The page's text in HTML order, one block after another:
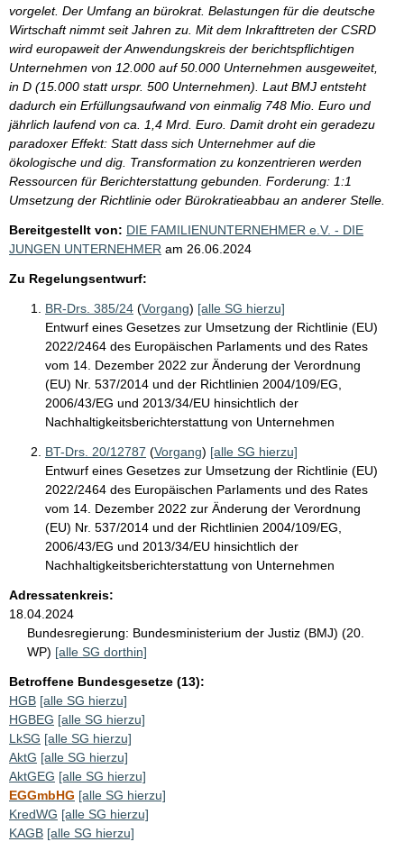
vorgelet. Der Umfang an bürokrat. Belastungen für die deutsche
Wirtschaft nimmt seit Jahren zu. Mit dem Inkrafttreten der CSRD
wird europaweit der Anwendungskreis der berichtspflichtigen
Unternehmen von 12.000 auf 50.000 Unternehmen ausgeweitet,
in D (15.000 statt urspr. 500 Unternehmen). Laut BMJ entsteht
dadurch ein Erfüllungsaufwand von einmalig 748 Mio. Euro und
jährlich laufend von ca. 1,4 Mrd. Euro. Damit droht ein geradezu
paradoxer Effekt: Statt dass sich Unternehmer auf die
ökologische und dig. Transformation zu konzentrieren werden
Ressourcen für Berichterstattung gebunden. Forderung: 1:1
Umsetzung der Richtlinie oder Bürokratieabbau an anderer Stelle.
Bereitgestellt von: DIE FAMILIENUNTERNEHMER e.V. - DIE
JUNGEN UNTERNEHMER am 26.06.2024
Zu Regelungsentwurf:
BR-Drs. 385/24 (Vorgang) [alle SG hierzu]
Entwurf eines Gesetzes zur Umsetzung der Richtlinie (EU)
2022/2464 des Europäischen Parlaments und des Rates
vom 14. Dezember 2022 zur Änderung der Verordnung
(EU) Nr. 537/2014 und der Richtlinien 2004/109/EG,
2006/43/EG und 2013/34/EU hinsichtlich der
Nachhaltigkeitsberichterstattung von Unternehmen
BT-Drs. 20/12787 (Vorgang) [alle SG hierzu]
Entwurf eines Gesetzes zur Umsetzung der Richtlinie (EU)
2022/2464 des Europäischen Parlaments und des Rates
vom 14. Dezember 2022 zur Änderung der Verordnung
(EU) Nr. 537/2014 und der Richtlinien 2004/109/EG,
2006/43/EG und 2013/34/EU hinsichtlich der
Nachhaltigkeitsberichterstattung von Unternehmen
Adressatenkreis:
18.04.2024
Bundesregierung: Bundesministerium der Justiz (BMJ) (20.
WP) [alle SG dorthin]
Betroffene Bundesgesetze (13):
HGB [alle SG hierzu]
HGBEG [alle SG hierzu]
LkSG [alle SG hierzu]
AktG [alle SG hierzu]
AktGEG [alle SG hierzu]
EGGmbHG [alle SG hierzu]
KredWG [alle SG hierzu]
KAGB [alle SG hierzu]